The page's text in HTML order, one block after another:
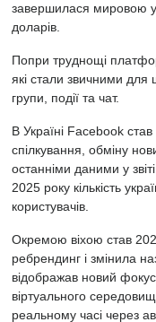
завершилася мировою
доларів.
Попри труднощі
які стали звичними для
групи, події та чат.
В Україні Facebook
спілкування, обміну
останніми даними у звіті
2025 року кількість
користувачів.
Окремою віхою став
ребрендинг і змінила
відображав новий
віртуального
реальному часі через